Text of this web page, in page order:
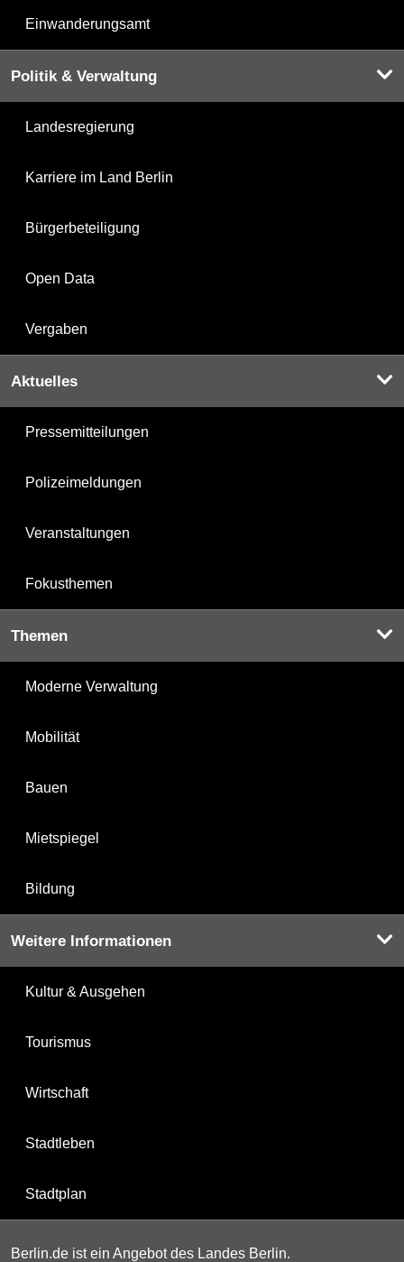
Einwanderungsamt
Politik & Verwaltung
Landesregierung
Karriere im Land Berlin
Bürgerbeteiligung
Open Data
Vergaben
Aktuelles
Pressemitteilungen
Polizeimeldungen
Veranstaltungen
Fokusthemen
Themen
Moderne Verwaltung
Mobilität
Bauen
Mietspiegel
Bildung
Weitere Informationen
Kultur & Ausgehen
Tourismus
Wirtschaft
Stadtleben
Stadtplan
Berlin.de ist ein Angebot des Landes Berlin.